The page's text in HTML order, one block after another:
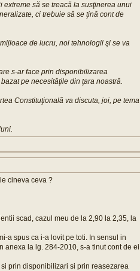
să se treacă la susţinerea unui
ci trebuie să se ţină cont de
de lucru, noi tehnologii şi se va
s-ar face prin disponibilizarea
pe necesităţile din ţara noastră.
Constituţională va discuta, joi, pe tema
cineva ceva ?
scad, cazul meu de la 2,90 la 2,35, la
a spus ca i-a lovit pe toti. In sensul in
anexa la lg. 284-2010, s-a tinut cont de ei
prin disponibilizari si prin reasezarea